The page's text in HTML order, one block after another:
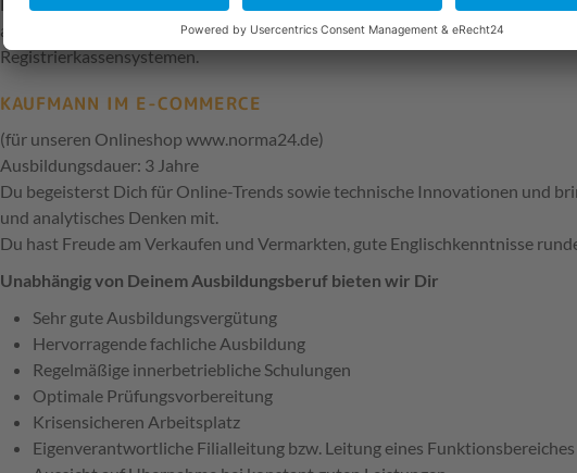
Fachwissen vermittelt, das Du für Deine Tätigkeit als Kaufmann im
auch der Umgang mit moderner branchenüblicher Informationstechnik, wie
Registrierkassensystemen.
KAUFMANN IM E-COMMERCE
(für unseren Onlineshop www.norma24.de)
Ausbildungsdauer: 3 Jahre
Du begeisterst Dich für Online-Trends sowie technische Innovationen und
und analytisches Denken mit.
Du hast Freude am Verkaufen und Vermarkten, gute Englischkenntnisse
Unabhängig von Deinem Ausbildungsberuf bieten wir Dir
Sehr gute Ausbildungsvergütung
Hervorragende fachliche Ausbildung
Regelmäßige innerbetriebliche Schulungen
Optimale Prüfungsvorbereitung
Krisensicheren Arbeitsplatz
Eigenverantwortliche Filialleitung bzw. Leitung eines